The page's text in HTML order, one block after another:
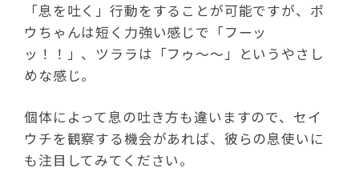
「息を吐く」行動をすることが可能ですが、ポ
ウちゃんは短く力強い感じで「フーッ
ッ！！」、ツララは「フゥ～～」というやさし
めな感じ。
個体によって息の吐き方も違いますので、セイ
ウチを観察する機会があれば、彼らの息使いに
も注目してみてください。